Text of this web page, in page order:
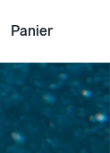
Panier